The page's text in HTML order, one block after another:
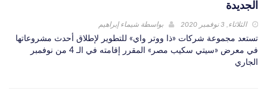
الجديدة
الثلاثاء, 3 نوفمبر 2020 بواسطة شيماء إبراهيم
تستعد مجموعة شركات «ذا ووتر واي» للتطوير لإطلاق أحدث مشروعاتها
في معرض «سيتي سكيب مصر» المقرر إقامته في الـ 4 من نوفمبر
الجاري